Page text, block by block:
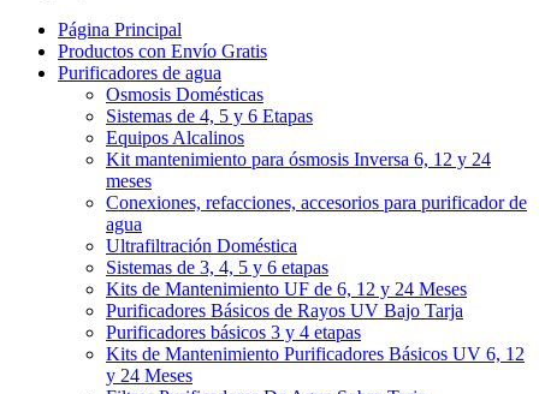
Página Principal
Productos con Envío Gratis
Purificadores de agua
Osmosis Domésticas
Sistemas de 4, 5 y 6 Etapas
Equipos Alcalinos
Kit mantenimiento para ósmosis Inversa 6, 12 y 24
meses
Conexiones, refacciones, accesorios para purificador de
agua
Ultrafiltración Doméstica
Sistemas de 3, 4, 5 y 6 etapas
Kits de Mantenimiento UF de 6, 12 y 24 Meses
Purificadores Básicos de Rayos UV Bajo Tarja
Purificadores básicos 3 y 4 etapas
Kits de Mantenimiento Purificadores Básicos UV 6, 12
y 24 Meses